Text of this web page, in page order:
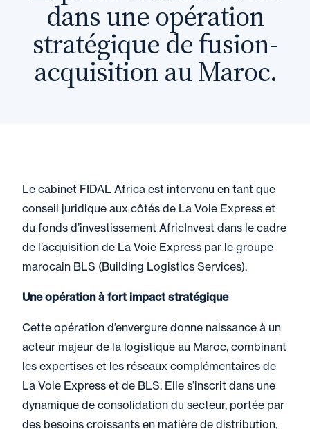
dans une opération
stratégique de fusion-
acquisition au Maroc.
Le cabinet FIDAL Africa est intervenu en tant que
conseil juridique aux côtés de La Voie Express et
du fonds d’investissement AfricInvest dans le cadre
de l’acquisition de La Voie Express par le groupe
marocain BLS (Building Logistics Services).
Une opération à fort impact stratégique
Cette opération d’envergure donne naissance à un
acteur majeur de la logistique au Maroc, combinant
les expertises et les réseaux complémentaires de
La Voie Express et de BLS. Elle s’inscrit dans une
dynamique de consolidation du secteur, portée par
des besoins croissants en matière de distribution,